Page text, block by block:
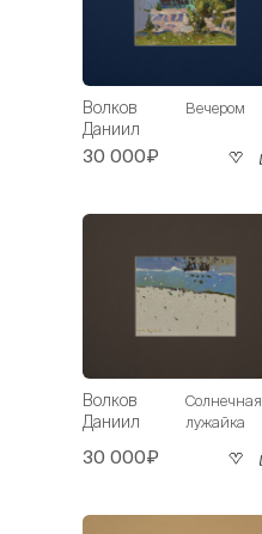
Волков
Даниил
Вечером
30 000₽
Волков
Даниил
Солнечная
лужайка
30 000₽